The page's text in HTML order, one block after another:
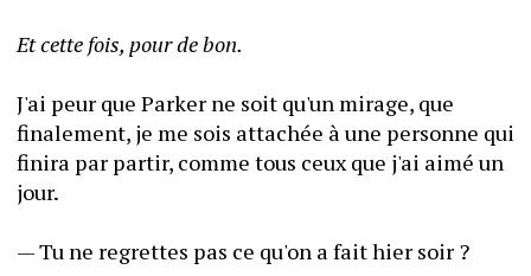
Et cette fois, pour de bon.
J'ai peur que Parker ne soit qu'un mirage, que
finalement, je me sois attachée à une personne qui
finira par partir, comme tous ceux que j'ai aimé un
jour.
— Tu ne regrettes pas ce qu'on a fait hier soir ?